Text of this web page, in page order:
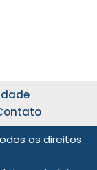
os direitos